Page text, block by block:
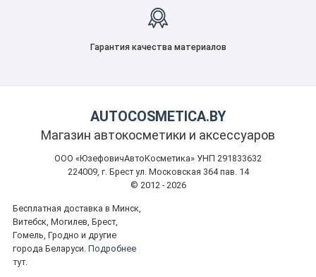
Гарантия качества материалов
AUTOCOSMETICA.BY
Магазин автокосметики и аксессуаров
ООО «ЮзефовичАвтоКосметика» УНП 291833632
224009, г. Брест ул. Московская 364 пав. 14
© 2012 - 2026
Бесплатная доставка в Минск,
Витебск, Могилев, Брест,
Гомель, Гродно и другие
города Беларуси. Подробнее
тут.